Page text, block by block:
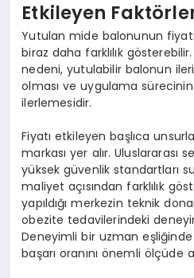
Etkileyen
Yutulan mide balonunun
biraz daha farklılık
nedeni, yutulabilir balonun
olması ve uygulama
ilerlemesidir.
Fiyatı etkileyen başlıca
markası yer alır. Uluslararası
yüksek güvenlik standartları
maliyet açısından farklılık
yapıldığı merkezin teknik
obezite tedavilerindeki
Deneyimli bir uzman
başarı oranını önemli ölçüde